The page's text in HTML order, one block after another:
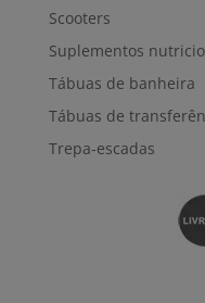
Scooters
Suplementos
Tábuas de banheira
Tábuas de
Trepa-escadas